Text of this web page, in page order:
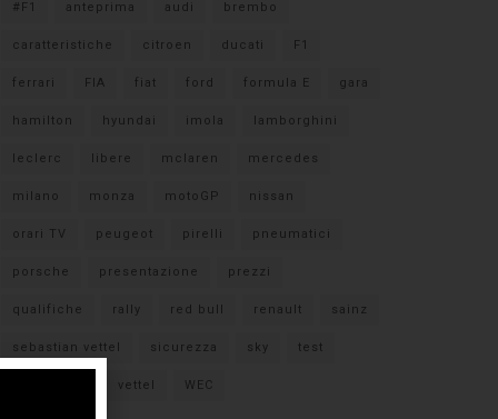
#F1 anteprima audi brembo
caratteristiche citroen ducati F1
ferrari FIA fiat ford formula E gara
hamilton hyundai imola lamborghini
leclerc libere mclaren mercedes
milano monza motoGP nissan
orari TV peugeot pirelli pneumatici
porsche presentazione prezzi
qualifiche rally red bull renault sainz
sebastian vettel sicurezza sky test
vettel WEC